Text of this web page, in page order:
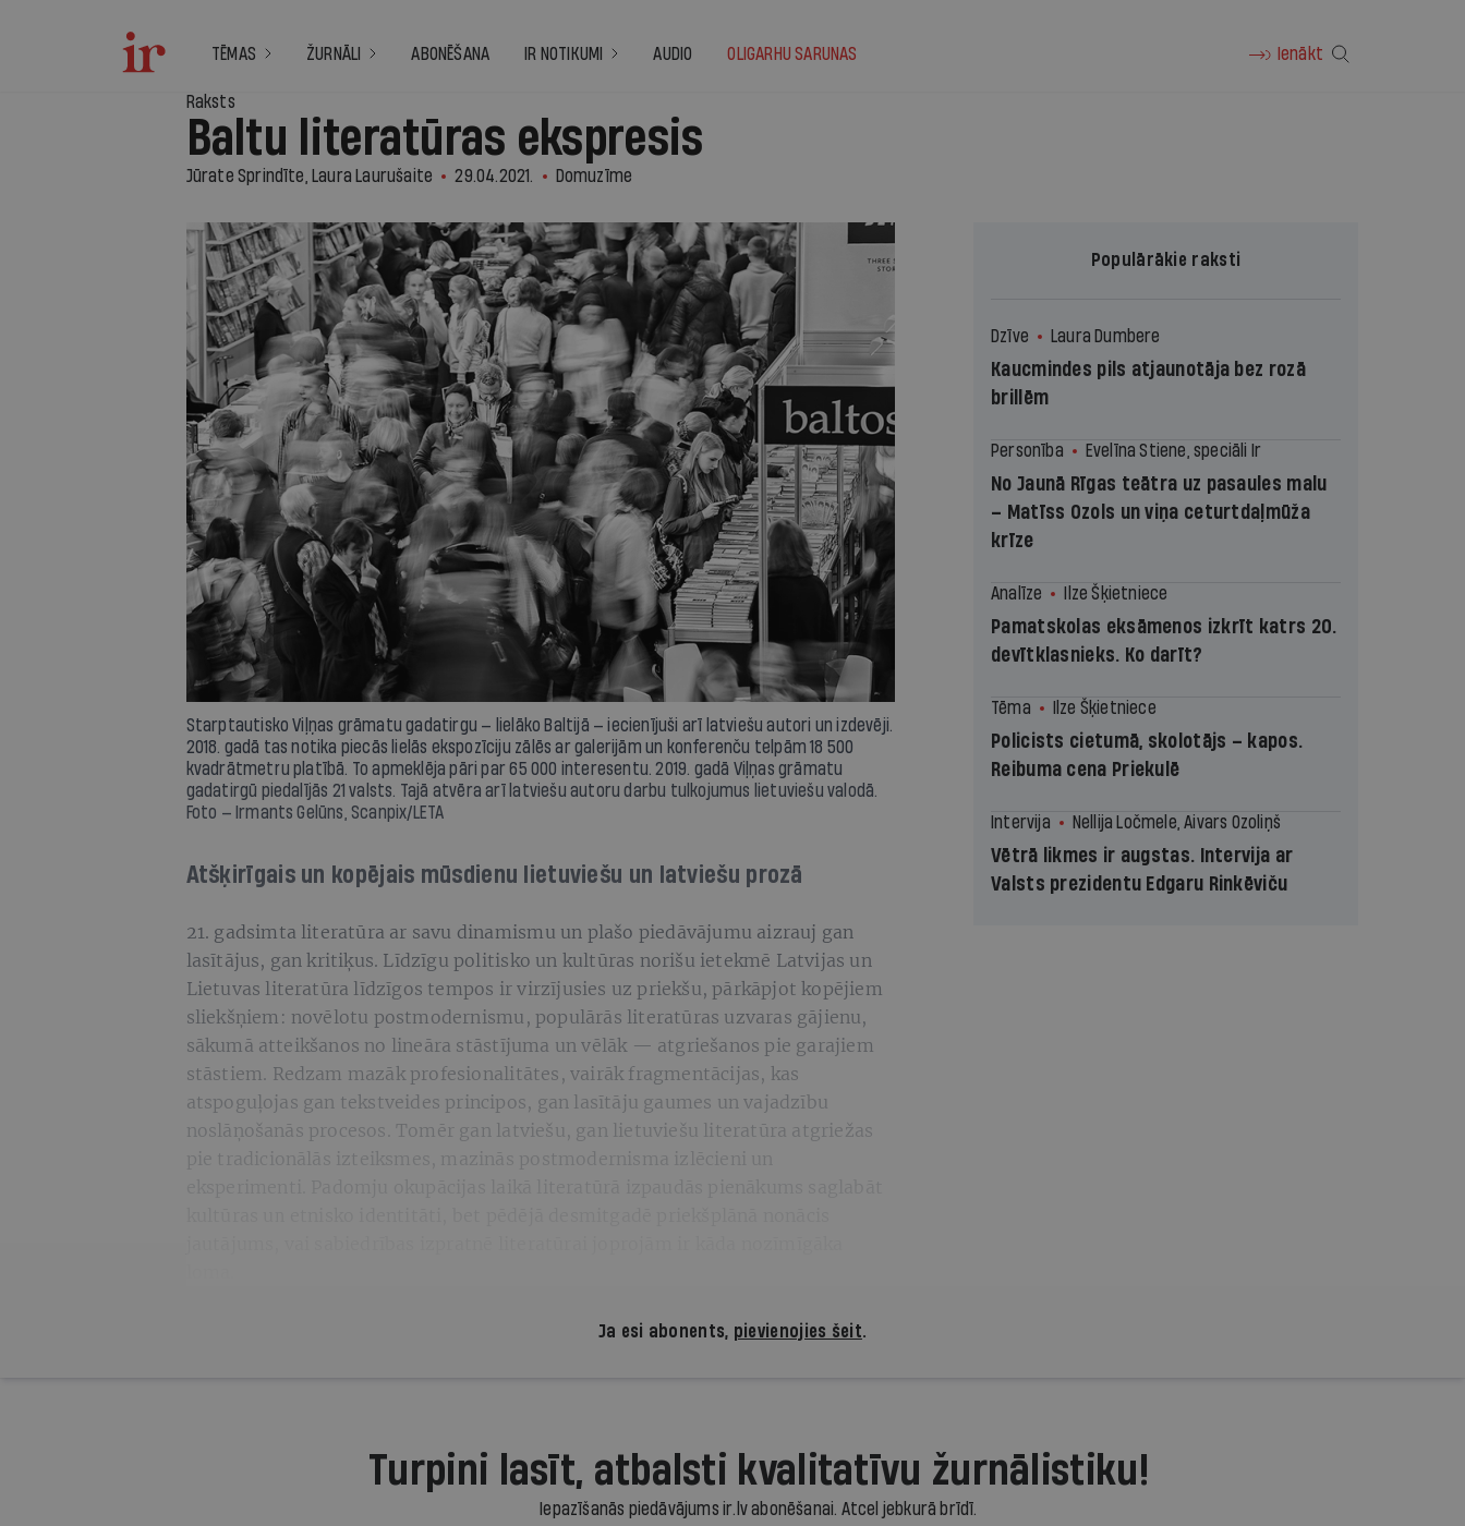
TĒMAS ŽURNĀLI ABONĒŠANA IR NOTIKUMI AUDIO OLIGARHU SARUNAS Ienākt
Raksts
Baltu literatūras ekspresis
Jūrate Sprindīte, Laura Laurušaite 29.04.2021. Domuzīme
Starptautisko Viļņas grāmatu gadatirgu — lielāko Baltijā — iecienījuši arī latviešu autori un izdevēji.
2018. gadā tas notika piecās lielās ekspozīciju zālēs ar galerijām un konferenču telpām 18 500
kvadrātmetru platībā. To apmeklēja pāri par 65 000 interesentu. 2019. gadā Viļņas grāmatu
gadatirgū piedalījās 21 valsts. Tajā atvēra arī latviešu autoru darbu tulkojumus lietuviešu valodā.
Foto — Irmants Gelūns, Scanpix/LETA
Atšķirīgais un kopējais mūsdienu lietuviešu un latviešu prozā
21. gadsimta literatūra ar savu dinamismu un plašo piedāvājumu aizrauj gan
lasītājus, gan kritiķus. Līdzīgu politisko un kultūras norišu ietekmē Latvijas un
Lietuvas literatūra līdzīgos tempos ir virzījusies uz priekšu, pārkāpjot kopējiem
sliekšņiem: novēlotu postmodernismu, populārās literatūras uzvaras gājienu,
sākumā atteikšanos no lineāra stāstījuma un vēlāk — atgriešanos pie garajiem
stāstiem. Redzam mazāk profesionalitātes, vairāk fragmentācijas, kas
atspoguļojas gan tekstveides principos, gan lasītāju gaumes un vajadzību
noslāņošanās procesos. Tomēr gan latviešu, gan lietuviešu literatūra atgriežas
pie tradicionālās izteiksmes, mazinās postmodernisma izlēcieni un
Populārākie raksti
Dzīve Laura Dumbere
Kaucmindes pils atjaunotāja bez rozā
brillēm
Personība Evelīna Stiene, speciāli Ir
No Jaunā Rīgas teātra uz pasaules malu
– Matīss Ozols un viņa ceturtdaļmūža
krīze
Analīze Ilze Šķietniece
Pamatskolas eksāmenos izkrīt katrs 20.
devītklasnieks. Ko darīt?
Tēma Ilze Šķietniece
Policists cietumā, skolotājs – kapos.
Reibuma cena Priekulē
Intervija Nellija Ločmele, Aivars Ozoliņš
Vētrā likmes ir augstas. Intervija ar
Valsts prezidentu Edgaru Rinkēviču
Ja esi abonents, pievienojies šeit.
Turpini lasīt, atbalsti kvalitatīvu žurnālistiku!
Iepazīšanās piedāvājums ir.lv abonēšanai. Atcel jebkurā brīdī.